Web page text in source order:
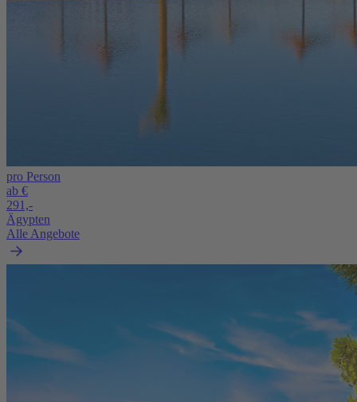
pro Person
ab €
291,-
Ägypten
Alle Angebote